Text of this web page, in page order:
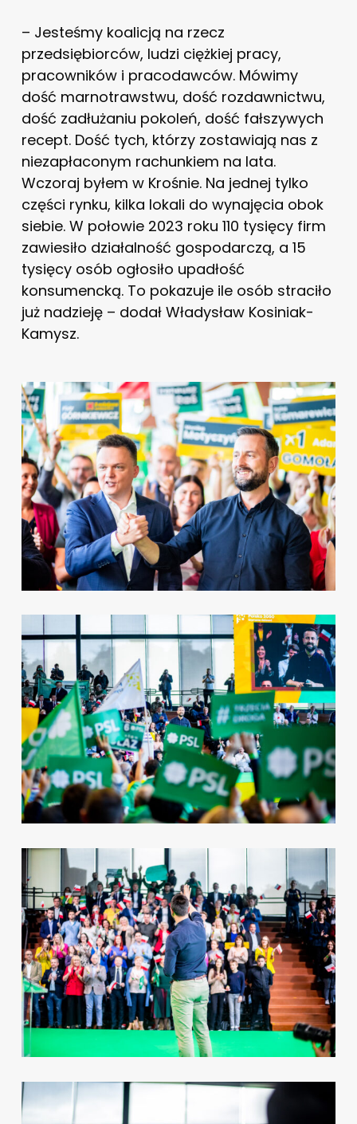
– Jesteśmy koalicją na rzecz
przedsiębiorców, ludzi ciężkiej pracy,
pracowników i pracodawców. Mówimy
dość marnotrawstwu, dość rozdawnictwu,
dość zadłużaniu pokoleń, dość fałszywych
recept. Dość tych, którzy zostawiają nas z
niezapłaconym rachunkiem na lata.
Wczoraj byłem w Krośnie. Na jednej tylko
części rynku, kilka lokali do wynajęcia obok
siebie. W połowie 2023 roku 110 tysięcy firm
zawiesiło działalność gospodarczą, a 15
tysięcy osób ogłosiło upadłość
konsumencką. To pokazuje ile osób straciło
już nadzieję – dodał Władysław Kosiniak-
Kamysz.